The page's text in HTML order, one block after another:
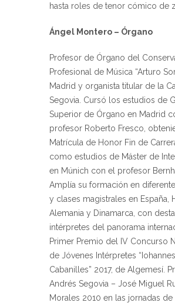
hasta roles de tenor cómico de
Ángel Montero – Órgano
Profesor de Órgano del
Profesional de Música “Arturo
Madrid y organista titular de la
Segovia. Cursó los estudios de
Superior de Órgano en Madrid
profesor Roberto Fresco,
Matrícula de Honor Fin de
como estudios de Máster de
en Múnich con el profesor
Amplía su formación en
y clases magistrales en España,
Alemania y Dinamarca, con
intérpretes del panorama
Primer Premio del IV Concurso
de Jóvenes Intérpretes
Cabanilles” 2017, de Algemesí.
Andrés Segovia – José Miguel
Morales 2010 en las jornadas de